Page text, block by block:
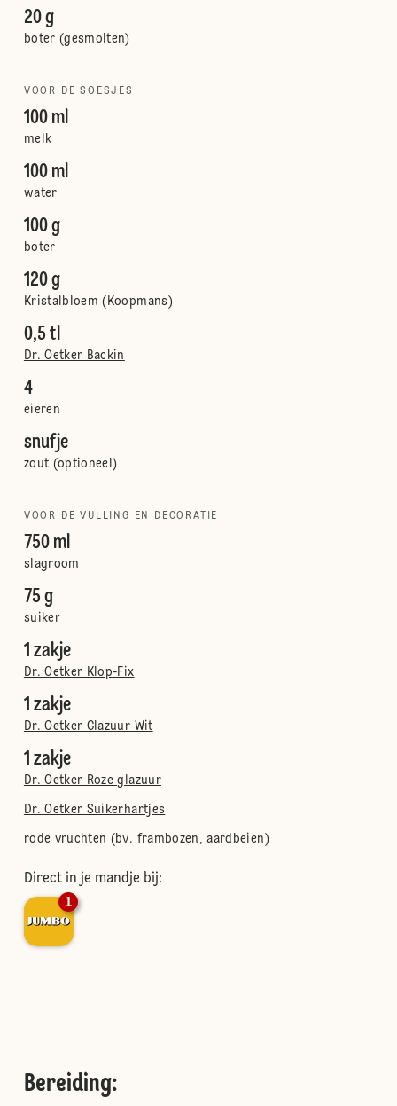
20 g
boter (gesmolten)
VOOR DE SOESJES
100 ml
melk
100 ml
water
100 g
boter
120 g
Kristalbloem (Koopmans)
0,5 tl
Dr. Oetker Backin
4
eieren
snufje
zout (optioneel)
VOOR DE VULLING EN DECORATIE
750 ml
slagroom
75 g
suiker
1 zakje
Dr. Oetker Klop-Fix
1 zakje
Dr. Oetker Glazuur Wit
1 zakje
Dr. Oetker Roze glazuur
Dr. Oetker Suikerhartjes
rode vruchten (bv. frambozen, aardbeien)
Direct in je mandje bij:
1
Bereiding: